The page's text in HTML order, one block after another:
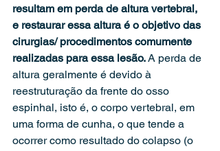
resultam em perda de altura vertebral,
e restaurar essa altura é o objetivo das
cirurgias/ procedimentos comumente
realizadas para essa lesão. A perda de
altura geralmente é devido à
reestruturação da frente do osso
espinhal, isto é, o corpo vertebral, em
uma forma de cunha, o que tende a
ocorrer como resultado do colapso (o